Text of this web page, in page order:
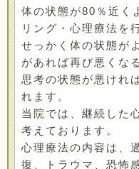
体の状態が80％近く
リング・心理療法を
せっかく体の状態が
があれば再び悪くな
思考の状態が悪けれ
れます。
当院では、継続した
考えております。
心理療法の内容は、
復、トラウマ、恐怖